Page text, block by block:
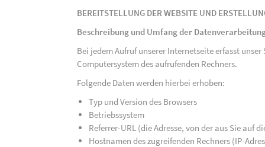
BEREITSTELLUNG DER WEBSITE UND
Beschreibung und Umfang der
Bei jedem Aufruf unserer Internetseite erfasst
Computersystem des aufrufenden Rechners.
Folgende Daten werden hierbei erhoben:
Typ und Version des Browsers
Betriebssystem
Referrer-URL (die Adresse, von der aus Sie auf
Hostnamen des zugreifenden Rechners (IP-